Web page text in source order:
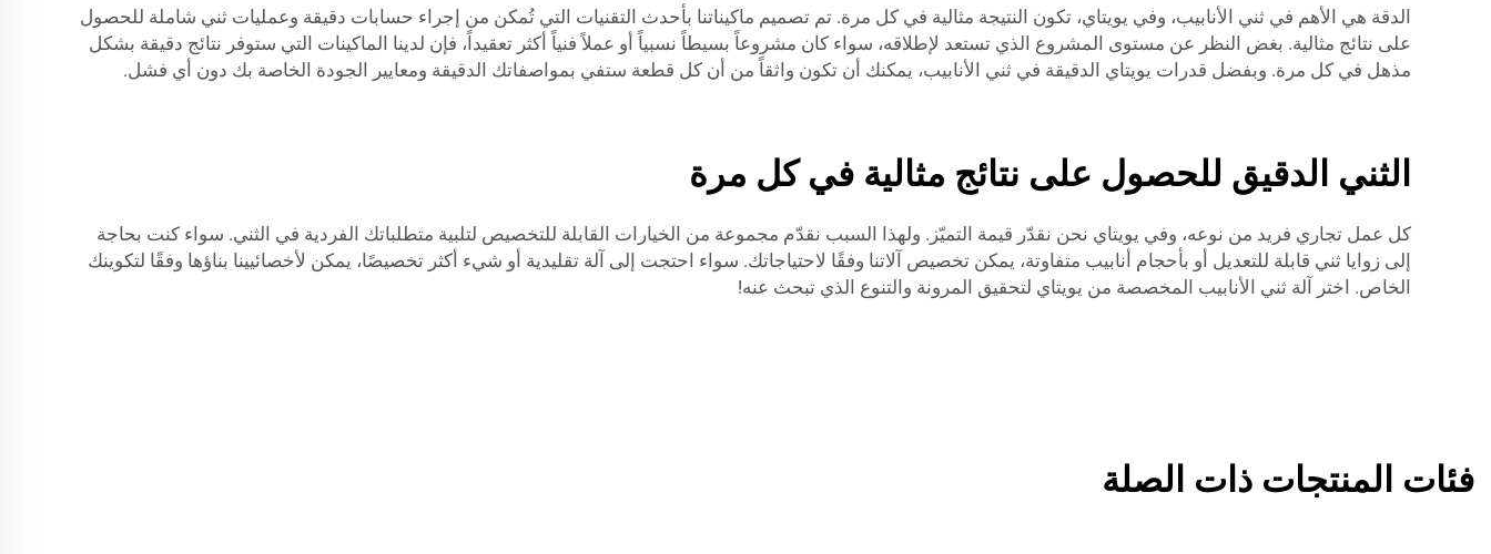
الدقة هي الأهم في ثني الأنابيب، وفي يويتاي، تكون النتيجة مثالية في كل مرة. تم تصميم ماكيناتنا بأحدث التقنيات التي تُمكن من إجراء حسابات دقيقة وعمليات ثني شاملة للحصول
على نتائج مثالية. بغض النظر عن مستوى المشروع الذي تستعد لإطلاقه، سواء كان مشروعاً بسيطاً نسبياً أو عملاً فنياً أكثر تعقيداً، فإن لدينا الماكينات التي ستوفر نتائج دقيقة بشكل
مذهل في كل مرة. وبفضل قدرات يويتاي الدقيقة في ثني الأنابيب، يمكنك أن تكون واثقاً من أن كل قطعة ستفي بمواصفاتك الدقيقة ومعايير الجودة الخاصة بك دون أي فشل.
الثني الدقيق للحصول على نتائج مثالية في كل مرة
كل عمل تجاري فريد من نوعه، وفي يويتاي نحن نقدّر قيمة التميّز. ولهذا السبب نقدّم مجموعة من الخيارات القابلة للتخصيص لتلبية متطلباتك الفردية في الثني. سواء كنت بحاجة
إلى زوايا ثني قابلة للتعديل أو بأحجام أنابيب متفاوتة، يمكن تخصيص آلاتنا وفقًا لاحتياجاتك. سواء احتجت إلى آلة تقليدية أو شيء أكثر تخصيصًا، يمكن لأخصائيينا بناؤها وفقًا لتكوينك
الخاص. اختر آلة ثني الأنابيب المخصصة من يويتاي لتحقيق المرونة والتنوع الذي تبحث عنه!
فئات المنتجات ذات الصلة